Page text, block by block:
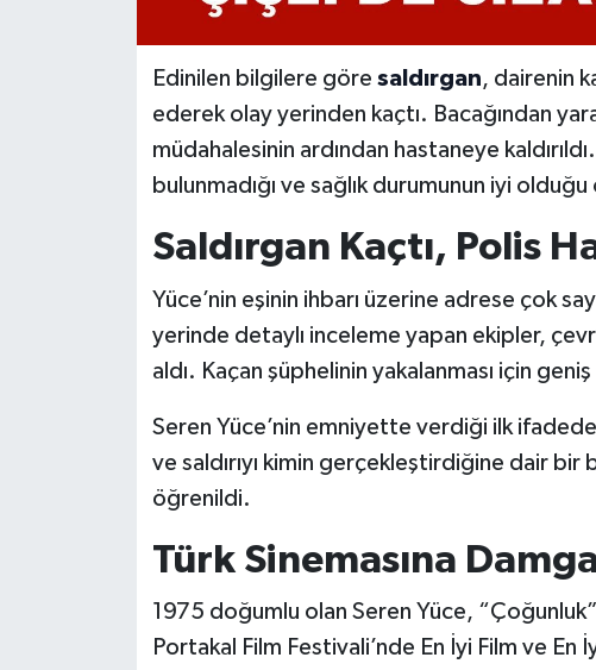
Edinilen bilgilere göre saldırgan, dairenin
ederek olay yerinden kaçtı. Bacağından
müdahalesinin ardından hastaneye
bulunmadığı ve sağlık durumunun iyi
Saldırgan Kaçtı, Polis
Yüce’nin eşinin ihbarı üzerine adrese çok
yerinde detaylı inceleme yapan ekipler,
aldı. Kaçan şüphelinin yakalanması için
Seren Yüce’nin emniyette verdiği ilk
ve saldırıyı kimin gerçekleştirdiğine dair bir
öğrenildi.
Türk Sinemasına
1975 doğumlu olan Seren Yüce,
Portakal Film Festivali’nde En İyi Film ve